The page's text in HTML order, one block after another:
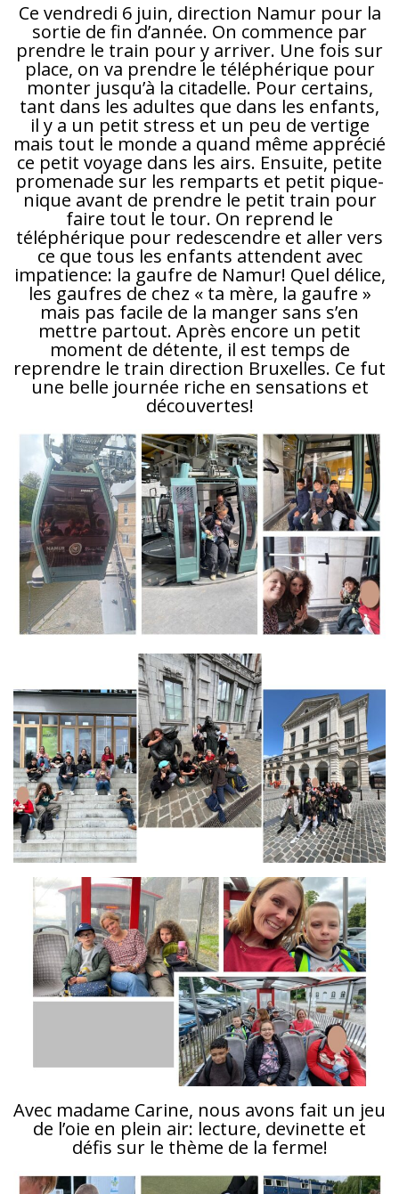
Ce vendredi 6 juin, direction Namur pour la
sortie de fin d’année. On commence par
prendre le train pour y arriver. Une fois sur
place, on va prendre le téléphérique pour
monter jusqu’à la citadelle. Pour certains,
tant dans les adultes que dans les enfants,
il y a un petit stress et un peu de vertige
mais tout le monde a quand même apprécié
ce petit voyage dans les airs. Ensuite, petite
promenade sur les remparts et petit pique-
nique avant de prendre le petit train pour
faire tout le tour. On reprend le
téléphérique pour redescendre et aller vers
ce que tous les enfants attendent avec
impatience: la gaufre de Namur! Quel délice,
les gaufres de chez « ta mère, la gaufre »
mais pas facile de la manger sans s’en
mettre partout. Après encore un petit
moment de détente, il est temps de
reprendre le train direction Bruxelles. Ce fut
une belle journée riche en sensations et
découvertes!
Avec madame Carine, nous avons fait un jeu
de l’oie en plein air: lecture, devinette et
défis sur le thème de la ferme!